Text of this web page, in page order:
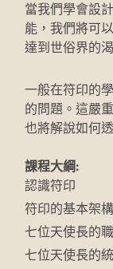
當我們學會設
能，我們將可
達到世俗界的
一般在符印的
的問題。這嚴
也將解說如何
課程大綱:
認識符印
符印的基本架
七位天使長的
七位天使長的